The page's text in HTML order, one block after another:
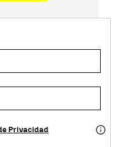
Privacidad